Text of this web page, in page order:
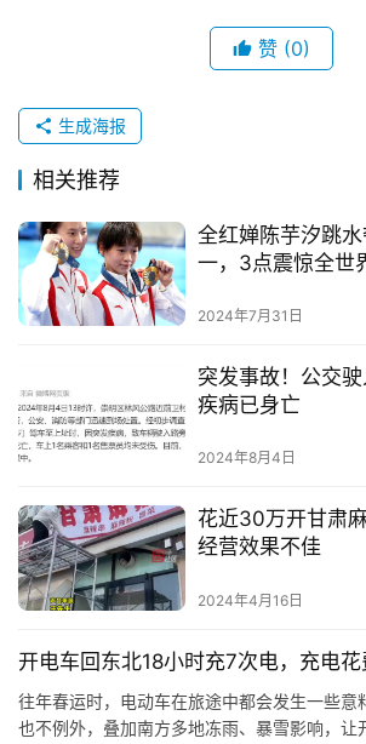
赞 (0)
生成海报
相关推荐
全红婵陈芋汐跳
一，3点震惊全世
2024年7月31日
突发事故！公交
疾病已身亡
2024年8月4日
花近30万开甘肃
经营效果不佳
2024年4月16日
开电车回东北18小时充7次电，充电
往年春运时，电动车在旅途中都会发生一些意
也不例外，叠加南方多地冻雨、暴雪影响，让